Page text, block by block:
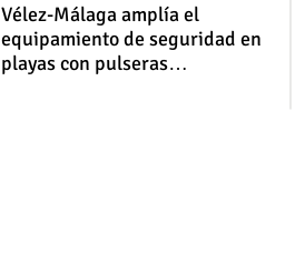
Vélez-Málaga amplía el
equipamiento de seguridad en
playas con pulseras